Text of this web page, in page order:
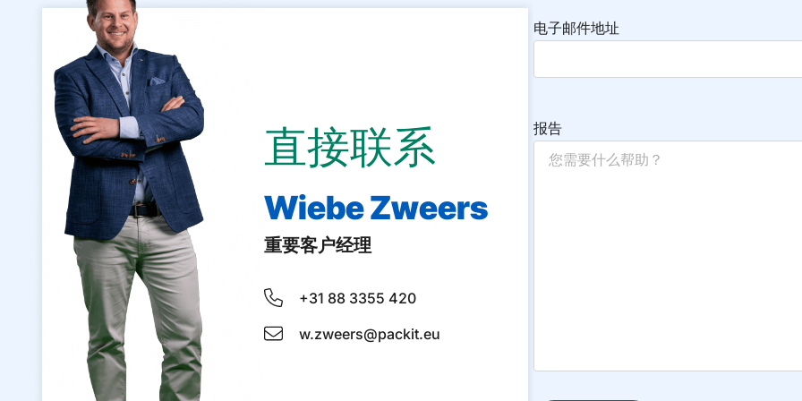
直接联系
Wiebe Zweers
重要客户经理
+31 88 3355 420
w.zweers@packit.eu
电子邮件地址
报告